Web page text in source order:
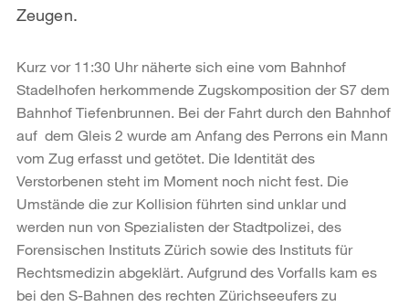
Zeugen.
Kurz vor 11:30 Uhr näherte sich eine vom Bahnhof
Stadelhofen herkommende Zugskomposition der S7 dem
Bahnhof Tiefenbrunnen. Bei der Fahrt durch den Bahnhof
auf dem Gleis 2 wurde am Anfang des Perrons ein Mann
vom Zug erfasst und getötet. Die Identität des
Verstorbenen steht im Moment noch nicht fest. Die
Umstände die zur Kollision führten sind unklar und
werden nun von Spezialisten der Stadtpolizei, des
Forensischen Instituts Zürich sowie des Instituts für
Rechtsmedizin abgeklärt. Aufgrund des Vorfalls kam es
bei den S-Bahnen des rechten Zürichseeufers zu